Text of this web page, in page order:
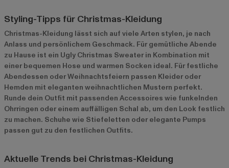
Styling-Tipps für Christmas-Kleidung
Christmas-Kleidung lässt sich auf viele Arten stylen, je nach
Anlass und persönlichem Geschmack. Für gemütliche Abende
zu Hause ist ein Ugly Christmas Sweater in Kombination mit
einer bequemen Hose und warmen Socken ideal. Für festliche
Abendessen oder Weihnachtsfeiern passen Kleider oder
Hemden mit eleganten weihnachtlichen Mustern perfekt.
Runde dein Outfit mit passenden Accessoires wie funkelnden
Ohrringen oder einem auffälligen Schal ab, um den Look festlich
zu machen. Schuhe wie Stiefeletten oder elegante Pumps
passen gut zu den festlichen Outfits.
Aktuelle Trends bei Christmas-Kleidung